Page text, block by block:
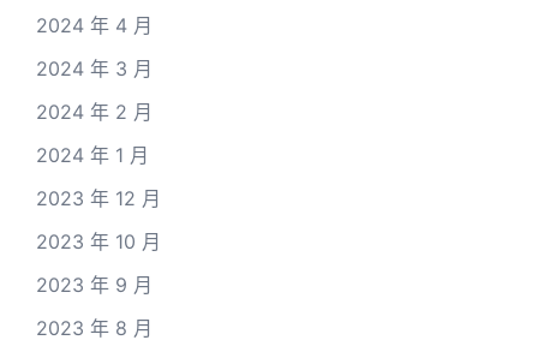
2024 年 4 月
2024 年 3 月
2024 年 2 月
2024 年 1 月
2023 年 12 月
2023 年 10 月
2023 年 9 月
2023 年 8 月